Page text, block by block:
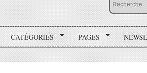
CATÉGORIES PAGES